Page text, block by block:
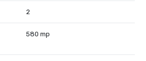
2
580 mp